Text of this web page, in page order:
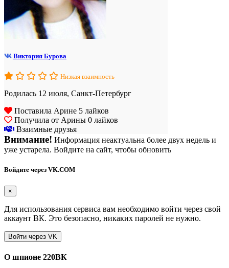
Виктория Бурова
Низкая взаимность
Родилась 12 июля, Санкт-Петербург
Поставила Арине 5 лайков
Получила от Арины 0 лайков
Взаимные друзья
Внимание! Информация неактуальна более двух недель и
уже устарела. Войдите на сайт, чтобы обновить
Войдите через VK.COM
×
Для использования сервиса вам необходимо войти через свой
аккаунт ВК. Это безопасно, никаких паролей не нужно.
О шпионе 220ВК